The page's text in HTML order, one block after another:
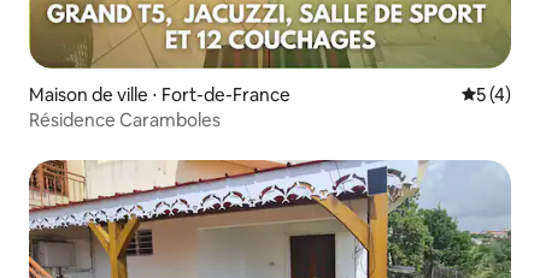
Maison de ville ⋅ Fort-de-France
5 (4)
Résidence Caramboles